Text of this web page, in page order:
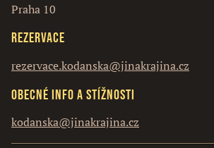
Praha 10
Rezervace
rezervace.kodanska@jinakrajina.cz
Obecné info a stížnosti
kodanska@jinakrajina.cz